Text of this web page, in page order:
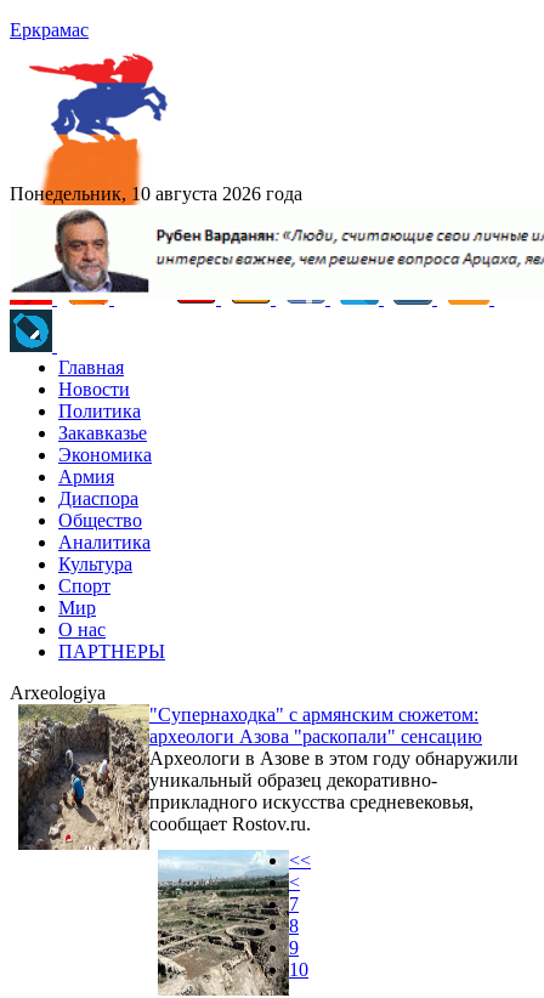
Еркрамас
Понедельник, 10 августа 2026 года
Главная
Новости
Политика
Закавказье
Экономика
Армия
Диаспора
Общество
Аналитика
Культура
Спорт
Мир
О нас
ПАРТНЕРЫ
Arxeologiya
"Супернаходка" с армянским сюжетом:
археологи Азова "раскопали" сенсацию
Археологи в Азове в этом году обнаружили
уникальный образец декоративно-
прикладного искусства средневековья,
сообщает Rostov.ru.
<<
<
7
8
9
10